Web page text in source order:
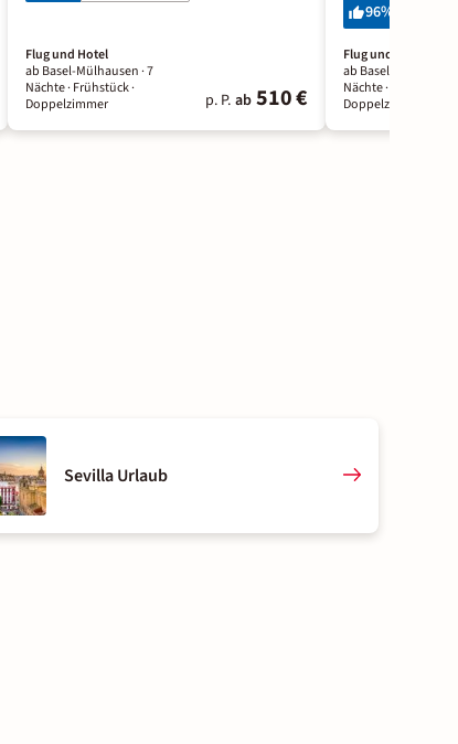
Flug und Hotel
ab Basel-Mülhausen ·7
Nächte· Frühstück·
Doppelzimmer
p. P. ab 510 €
96%
Flug und Hotel
ab Basel-Mülhausen
Nächte· Frühstück
Doppelzimmer
Sevilla Urlaub